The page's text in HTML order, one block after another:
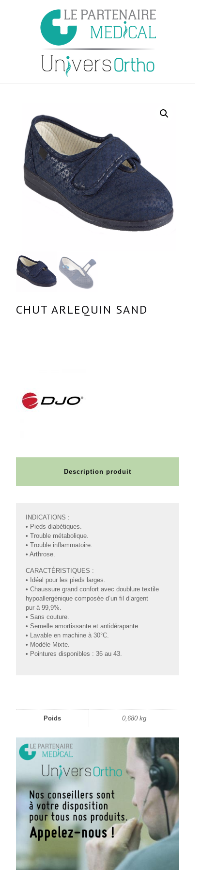
CHUT ARLEQUIN SAND
Description produit
INDICATIONS :
• Pieds diabétiques.
• Trouble métabolique.
• Trouble inflammatoire.
• Arthrose.
CARACTÉRISTIQUES :
• Idéal pour les pieds larges.
• Chaussure grand confort avec doublure textile
hypoallergénique composée d’un fil d’argent
pur à 99,9%.
• Sans couture.
• Semelle amortissante et antidérapante.
• Lavable en machine à 30°C.
• Modèle Mixte.
• Pointures disponibles : 36 au 43.
Poids 0,680 kg